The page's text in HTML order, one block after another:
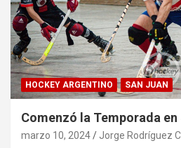
HOCKEY ARGENTINO SAN JUAN
Comenzó la Temporada en
marzo 10, 2024 Jorge Rodríguez